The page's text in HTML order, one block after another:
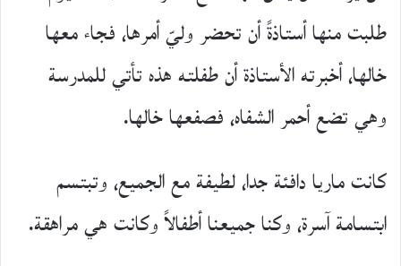
طلبت منها أستاذةً أن تحضر وليّ أمرها، فجاء معها
خالها، أخبرته الأستاذة أن طفلته هذه تأتي للمدرسة
وهي تضع أحمر الشفاه، فصفعها خالها.
كانت ماريا دافئة جدا، لطيفة مع الجميع، وتبتسم
ابتسامة آسرة، وكنا جميعنا أطفالاً وكانت هي مراهقة.